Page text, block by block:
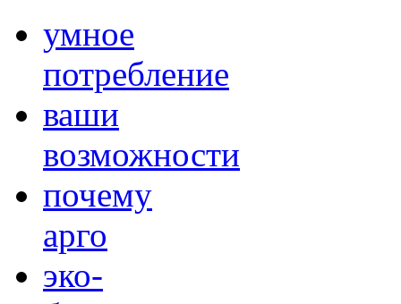
умное
потребление
ваши
возможности
почему
арго
эко-